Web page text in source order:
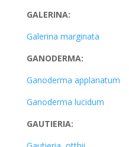
GALERINA:
Galerina marginata
GANODERMA:
Ganoderma applanatum
Ganoderma lucidum
GAUTIERIA: